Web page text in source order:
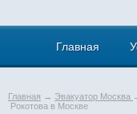
Главная
Главная → Эвакуатор Москва
Рокотова в Москве